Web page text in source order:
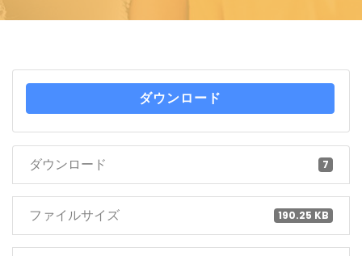
ダウンロード
ダウンロード 7
ファイルサイズ 190.25 KB